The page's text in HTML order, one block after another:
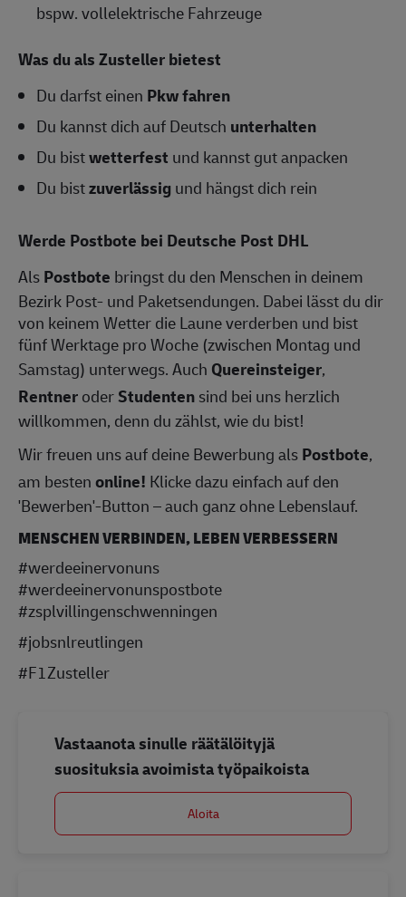
bspw. vollelektrische Fahrzeuge
Was du als Zusteller bietest
Du darfst einen Pkw fahren
Du kannst dich auf Deutsch unterhalten
Du bistwetterfest und kannst gut anpacken
Du bistzuverlässigund hängst dich rein
Werde Postbote bei Deutsche Post DHL
AlsPostbote bringst du den Menschen in deinem
Bezirk Post- und Paketsendungen. Dabei lässt du dir
von keinem Wetter die Laune verderben und bist
fünf Werktage pro Woche (zwischen Montag und
Samstag) unterwegs. Auch Quereinsteiger,
RentneroderStudentensind bei uns herzlich
willkommen, denn du zählst, wie du bist!
Wir freuen uns auf deine Bewerbung alsPostbote,
am bestenonline! Klicke dazu einfach auf den
'Bewerben'-Button – auch ganz ohne Lebenslauf.
MENSCHEN VERBINDEN, LEBEN VERBESSERN
#werdeeinervonuns
#werdeeinervonunspostbote
#zsplvillingenschwenningen
#jobsnlreutlingen
#F1Zusteller
Vastaanota sinulle räätälöityjä
suosituksia avoimista työpaikoista
Aloita